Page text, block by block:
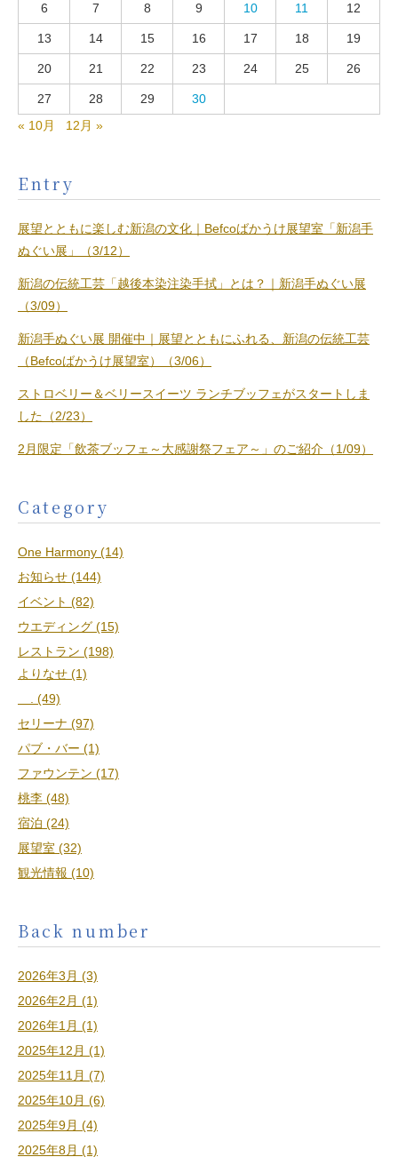
6 7 8 9 10 11 12
13 14 15 16 17 18 19
20 21 22 23 24 25 26
27 28 29
30
« 10月
12月 »
Entry
展望とともに楽しむ新潟の文化｜Befcoばかうけ展望室「新潟手
ぬぐい展」（3/12）
新潟の伝統工芸「越後本染注染手拭」とは？｜新潟手ぬぐい展
（3/09）
新潟手ぬぐい展 開催中｜展望とともにふれる、新潟の伝統工芸
（Befcoばかうけ展望室）（3/06）
ストロベリー＆ベリースイーツ ランチブッフェがスタートしま
した（2/23）
2月限定「飲茶ブッフェ～大感謝祭フェア～」のご紹介（1/09）
Category
One Harmony (14)
お知らせ (144)
イベント (82)
ウエディング (15)
レストラン (198)
よりなせ (1)
. (49)
セリーナ (97)
パブ・バー (1)
ファウンテン (17)
桃李 (48)
宿泊 (24)
展望室 (32)
観光情報 (10)
Back number
2026年3月 (3)
2026年2月 (1)
2026年1月 (1)
2025年12月 (1)
2025年11月 (7)
2025年10月 (6)
2025年9月 (4)
2025年8月 (1)